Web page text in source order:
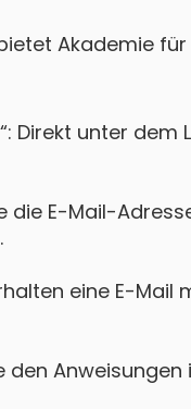
Akademie
Direkt unter
die E-Mail-
eine E-Mail
den